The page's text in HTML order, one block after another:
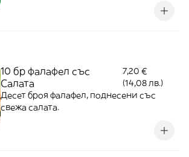
10 бр фалафел със
Салата
7,20 €
(14,08 лв.)
Десет броя фалафел, поднесени със
свежа салата.